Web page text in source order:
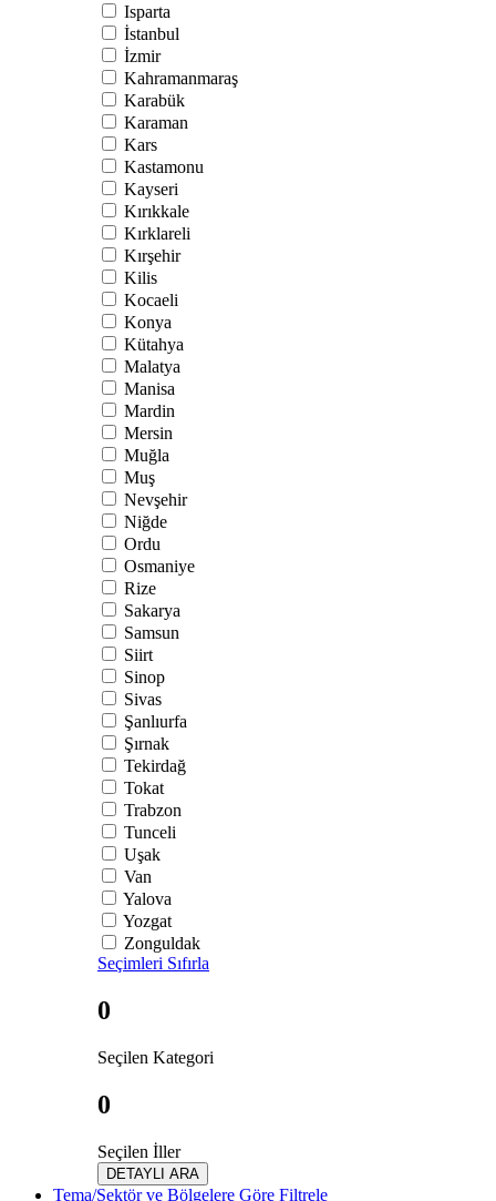
Isparta
İstanbul
İzmir
Kahramanmaraş
Karabük
Karaman
Kars
Kastamonu
Kayseri
Kırıkkale
Kırklareli
Kırşehir
Kilis
Kocaeli
Konya
Kütahya
Malatya
Manisa
Mardin
Mersin
Muğla
Muş
Nevşehir
Niğde
Ordu
Osmaniye
Rize
Sakarya
Samsun
Siirt
Sinop
Sivas
Şanlıurfa
Şırnak
Tekirdağ
Tokat
Trabzon
Tunceli
Uşak
Van
Yalova
Yozgat
Zonguldak
Seçimleri Sıfırla
0
Seçilen Kategori
0
Seçilen İller
DETAYLI ARA
Tema/Sektör ve Bölgelere Göre Filtrele